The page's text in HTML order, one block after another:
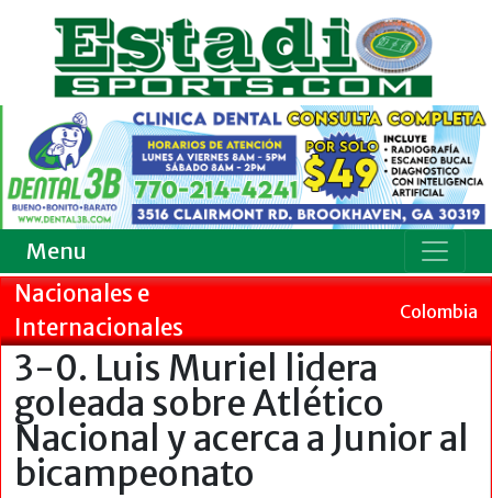
Menu
Nacionales e
Internacionales
Colombia
3-0. Luis Muriel lidera
goleada sobre Atlético
Nacional y acerca a Junior al
bicampeonato